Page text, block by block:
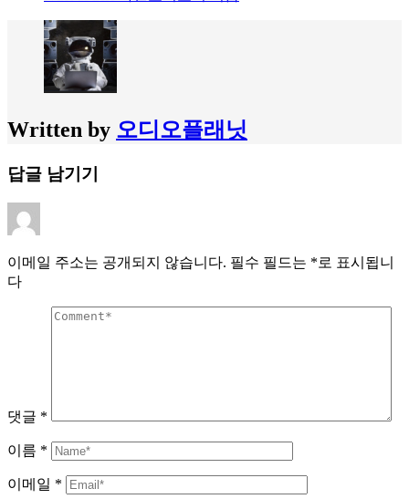
Written by 오디오플래닛
답글 남기기
이메일 주소는 공개되지 않습니다. 필수 필드는 *로 표시됩니
다
댓글 *
이름 *
이메일 *